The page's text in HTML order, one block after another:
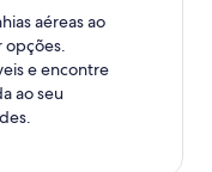
aéreas ao
opções.
e encontre
ao seu